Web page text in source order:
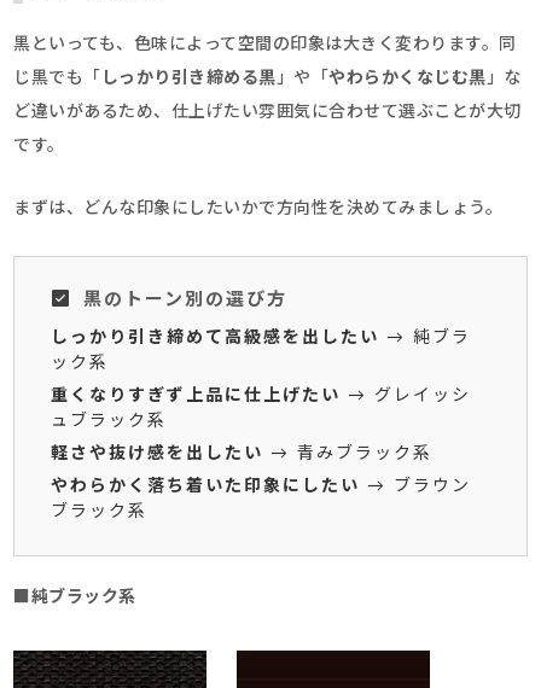
黒といっても、色味によって空間の印象は大きく変わります。同
じ黒でも「 しっかり引き締める黒」や「やわらかくなじむ黒」な
ど違いがあるため、仕上げたい雰囲気に合わせて選ぶことが大切
です。
まずは、どんな印象にしたいかで方向性を決めてみましょう。
黒のトーン別の選び方
しっかり引き締めて高級感を出したい → 純ブラ
ック系
重くなりすぎず上品に仕上げたい → グレイッシ
ュブラック系
軽さや抜け感を出したい → 青みブラック系
やわらかく落ち着いた印象にしたい → ブラウン
ブラック系
■純ブラック系